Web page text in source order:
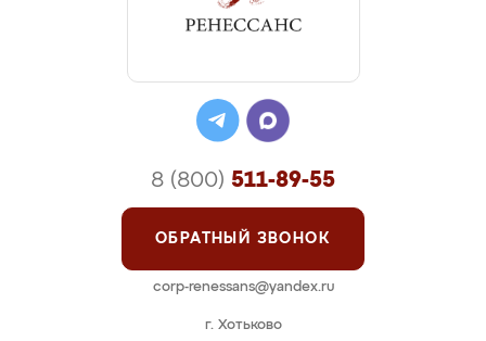
г. Хотьково
8 (800) 511-89-55
ОБРАТНЫЙ ЗВОНОК
corp-renessans@yandex.ru